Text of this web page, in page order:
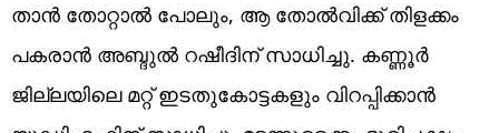
താന്‍ തോറ്റാല്‍ പോലും, ആ തോല്‍വിക്ക് തിളക്കം
പകരാന്‍ അബ്ദുല്‍ റഷീദിന് സാധിച്ചു. കണ്ണൂര്‍
ജില്ലയിലെ മറ്റ് ഇടതുകോട്ടകളും വിറപ്പിക്കാന്‍